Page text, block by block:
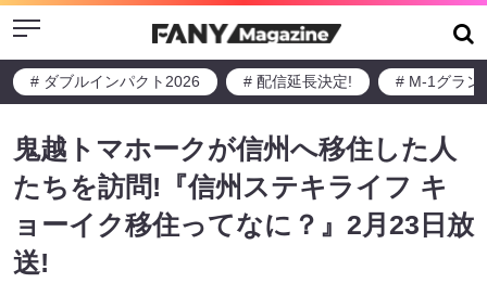
Menu
# ダブルインパクト2026 # 配信延長決定! # M-1グラン
鬼越トマホークが信州へ移住した人
たちを訪問!『信州ステキライフ キ
ョーイク移住ってなに？』2月23日放
送!